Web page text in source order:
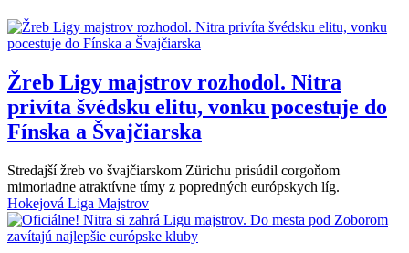
Žreb Ligy majstrov rozhodol. Nitra
privíta švédsku elitu, vonku pocestuje do
Fínska a Švajčiarska
Stredajší žreb vo švajčiarskom Zürichu prisúdil corgoňom
mimoriadne atraktívne tímy z popredných európskych líg.
Hokejová Liga Majstrov